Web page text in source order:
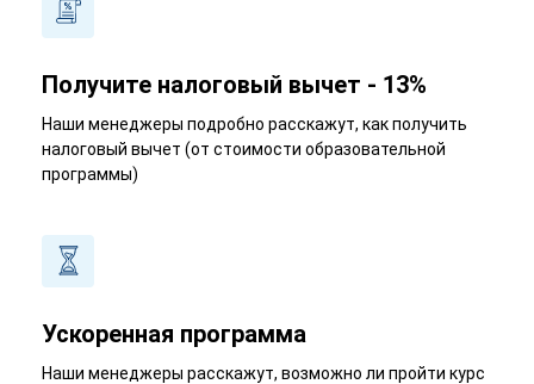
Получите налоговый вычет - 13%
Наши менеджеры подробно расскажут, как получить
налоговый вычет (от стоимости образовательной
программы)
Ускоренная программа
Наши менеджеры расскажут, возможно ли пройти курс